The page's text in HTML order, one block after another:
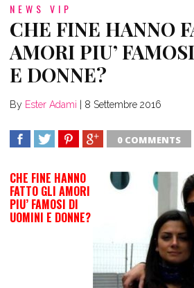
NEWS VIP
CHE FINE HANNO
AMORI PIU’
E DONNE?
By Ester Adami 8 Settembre 2016
0 COMMENTS
CHE FINE HANNO
FATTO GLI AMORI
PIU’ FAMOSI DI
UOMINI E DONNE?